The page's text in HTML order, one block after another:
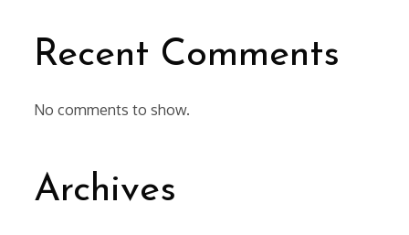
Recent Comments
No comments to show.
Archives